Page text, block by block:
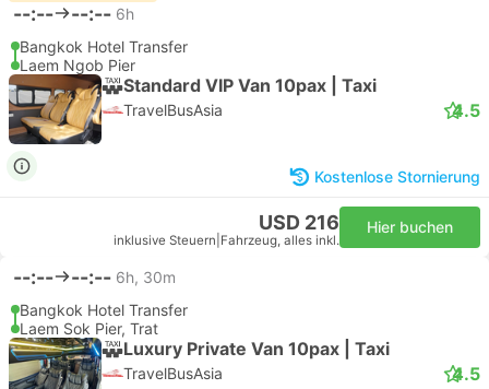
--:-- --:-- 6h
Bangkok Hotel Transfer
Laem Ngob Pier
Standard VIP Van 10pax | Taxi
TravelBusAsia 4.5
Kostenlose Stornierung
USD 216
inklusive Steuern Fahrzeug, alles inkl.
Hier buchen
--:-- --:-- 6h, 30m
Bangkok Hotel Transfer
Laem Sok Pier, Trat
Luxury Private Van 10pax | Taxi
TravelBusAsia 4.5